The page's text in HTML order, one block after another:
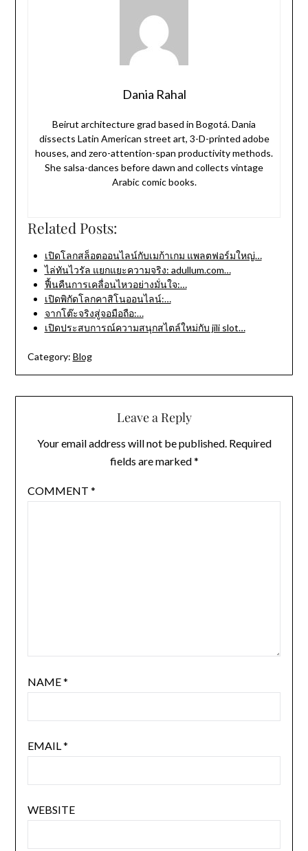
Dania Rahal
Beirut architecture grad based in Bogotá. Dania
dissects Latin American street art, 3-D-printed adobe
houses, and zero-attention-span productivity methods.
She salsa-dances before dawn and collects vintage
Arabic comic books.
Related Posts:
เปิดโลกสล็อตออนไลน์กับเมก้าเกม แพลตฟอร์มใหญ่…
ไล่ทันไวรัล แยกแยะความจริง: adullum.com…
ฟื้นคืนการเคลื่อนไหวอย่างมั่นใจ:…
เปิดพิกัดโลกคาสิโนออนไลน์:…
จากโต๊ะจริงสู่จอมือถือ:…
เปิดประสบการณ์ความสนุกสไตล์ใหม่กับ jili slot…
Category: Blog
Leave a Reply
Your email address will not be published. Required
fields are marked*
COMMENT *
NAME*
EMAIL*
WEBSITE